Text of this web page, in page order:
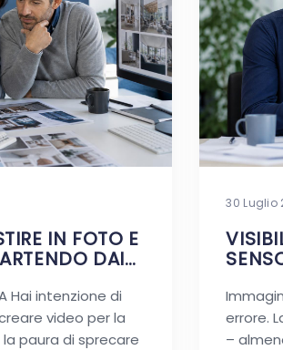
IN FOTO E
DAI
Hai intenzione di
video per la
paura di sprecare
30 Luglio
errore.
–